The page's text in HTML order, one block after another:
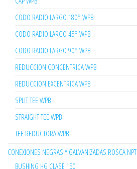
CODO RADIO LARGO 180° WPB
CODO RADIO LARGO 45° WPB
CODO RADIO LARGO 90° WPB
REDUCCION CONCENTRICA WPB
REDUCCION EXCENTRICA WPB
SPLIT TEE WPB
STRAIGHT TEE WPB
TEE REDUCTORA WPB
CONEXIONES NEGRAS Y GALVANIZADAS ROSCA NPT
BUSHING HG CLASE 150